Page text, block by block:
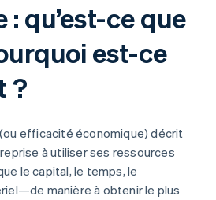
qu’est-ce que
est-ce
?
efficacité économique) décrit
à utiliser ses ressources
le capital, le temps, le
manière à obtenir le plus